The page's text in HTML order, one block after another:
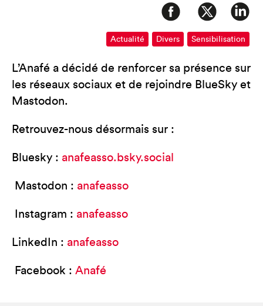
Actualité Divers Sensibilisation
L’Anafé a décidé de renforcer sa présence sur
les réseaux sociaux et de rejoindre BlueSky et
Mastodon.
Retrouvez-nous désormais sur :
Bluesky : anafeasso.bsky.social
Mastodon : anafeasso
Instagram : anafeasso
LinkedIn : anafeasso
Facebook : Anafé